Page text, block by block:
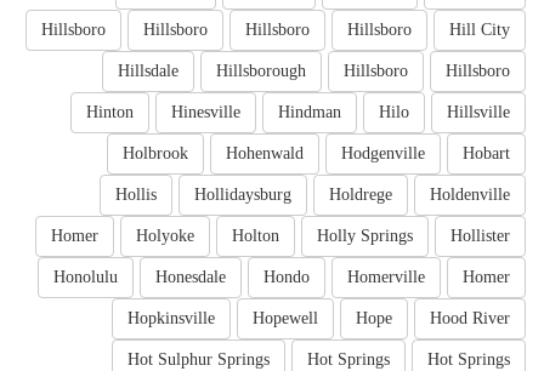
Hill City
Hillsboro
Hillsboro
Hillsboro
Hillsboro
Hillsboro
Hillsboro
Hillsborough
Hillsdale
Hillsville
Hilo
Hindman
Hinesville
Hinton
Hobart
Hodgenville
Hohenwald
Holbrook
Holdenville
Holdrege
Hollidaysburg
Hollis
Hollister
Holly Springs
Holton
Holyoke
Homer
Homer
Homerville
Hondo
Honesdale
Honolulu
Hood River
Hope
Hopewell
Hopkinsville
Hot Springs
Hot Springs
Hot Sulphur Springs